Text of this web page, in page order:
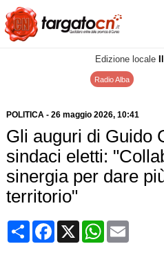
Edizione locale
Radio Alba
POLITICA- 26 maggio 2026, 10:41
Gli auguri di Guido
sindaci eletti:
sinergia per dare
territorio"
CondividiFacebook
X WhatsApp
Email